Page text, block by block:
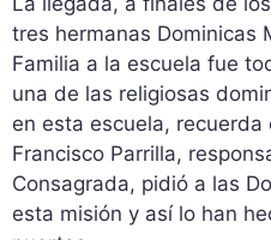
tres hermanas Dominicas
Familia a la escuela fue
una de las religiosas
en esta escuela, recuerda
Francisco Parrilla,
Consagrada, pidió a las
esta misión y así lo han